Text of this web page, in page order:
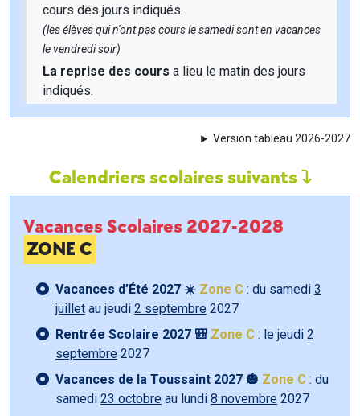
cours des jours indiqués.
(les élèves qui n'ont pas cours le samedi sont en vacances
le vendredi soir)
La reprise des cours a lieu le matin des jours
indiqués.
Version tableau 2026-2027
Calendriers scolaires suivants
Vacances Scolaires 2027-2028
ZONE C
Vacances d’Été 2027 ☀️ Zone C : du samedi 3
juillet au jeudi 2 septembre 2027
Rentrée Scolaire 2027 🎒 Zone C : le jeudi 2
septembre 2027
Vacances de la Toussaint 2027 🎃 Zone C : du
samedi 23 octobre au lundi 8 novembre 2027